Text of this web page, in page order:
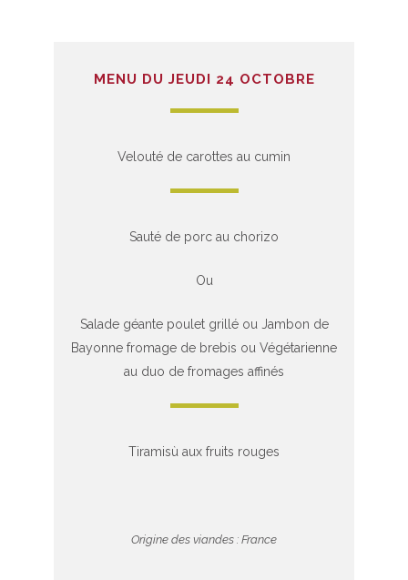
MENU DU JEUDI 24 OCTOBRE
Velouté de carottes au cumin
Sauté de porc au chorizo
Ou
Salade géante poulet grillé ou Jambon de
Bayonne fromage de brebis ou Végétarienne
au duo de fromages affinés
Tiramisù aux fruits rouges
Origine des viandes : France